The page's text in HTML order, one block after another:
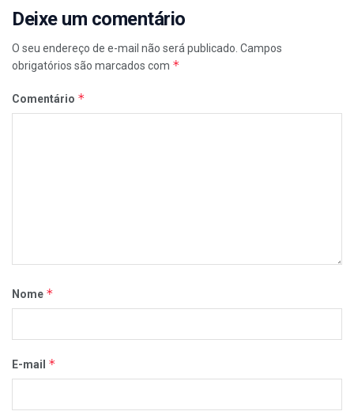
Deixe um comentário
O seu endereço de e-mail não será publicado. Campos
obrigatórios são marcados com *
Comentário *
Nome *
E-mail *